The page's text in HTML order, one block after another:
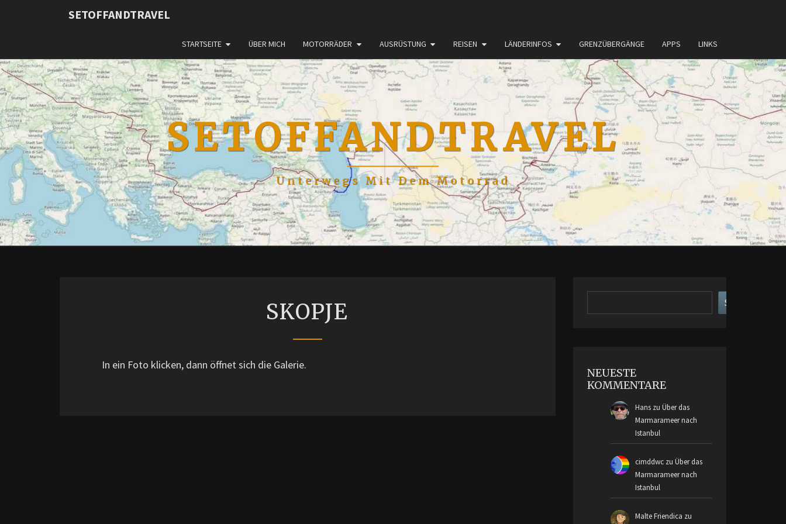
SETOFFANDTRAVEL
STARTSEITE ÜBER MICH MOTORRÄDER AUSRÜSTUNG REISEN LÄNDERINFOS GRENZÜBERGÄNGE APPS LINKS
SETOFFANDTRAVEL
Unterwegs Mit Dem Motorrad
SKOPJE
In ein Foto klicken, dann öffnet sich die Galerie.
Suchen
NEUESTE
KOMMENTARE
Hanszu Über das
Marmarameer nach
Istanbul
cimddwczu Über das
Marmarameer nach
Istanbul
Malte Friendica zu